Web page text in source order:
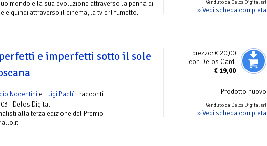
Venduto da Delos Digital srl
» Vedi scheda completa
mondo e la sua evoluzione attraverso la penna di
e quindi attraverso il cinema, la tv e il fumetto.
prezzo:€ 20,00
con Delos Card:
€19,00
Prodotto nuovo
Venduto da Delos Digital srl
» Vedi scheda completa
e imperfetti sotto il sole
Nocentini e Luigi Pachì | racconti
- Delos Digital
alla terza edizione del Premio